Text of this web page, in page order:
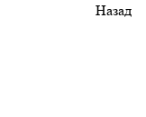
Назад